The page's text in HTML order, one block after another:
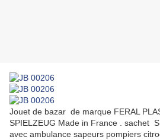
Jouet de bazar de marque FERAL
SPIELZEUG Made in France . sachet
avec ambulance sapeurs pompiers